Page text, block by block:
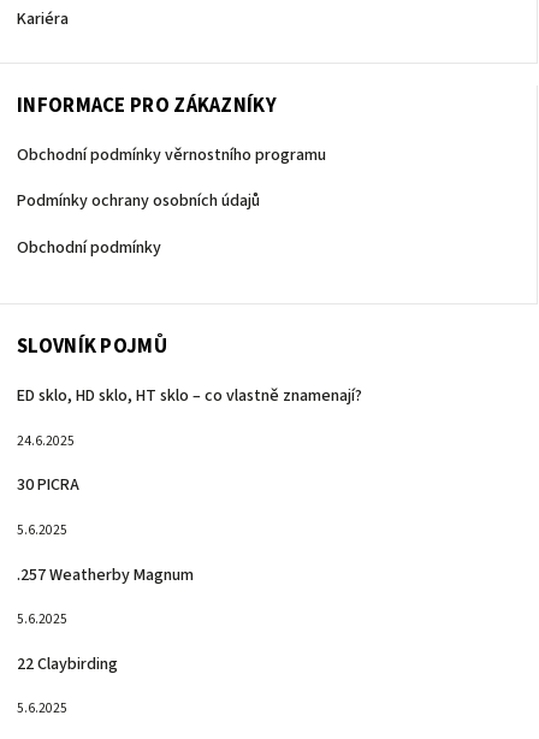
Kariéra
INFORMACE PRO ZÁKAZNÍKY
Obchodní podmínky věrnostního programu
Podmínky ochrany osobních údajů
Obchodní podmínky
SLOVNÍK POJMŮ
ED sklo, HD sklo, HT sklo – co vlastně znamenají?
24.6.2025
30 PICRA
5.6.2025
.257 Weatherby Magnum
5.6.2025
22 Claybirding
5.6.2025